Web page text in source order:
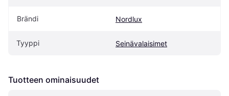
Brändi Nordlux
Tyyppi Seinävalaisimet
Tuotteen ominaisuudet